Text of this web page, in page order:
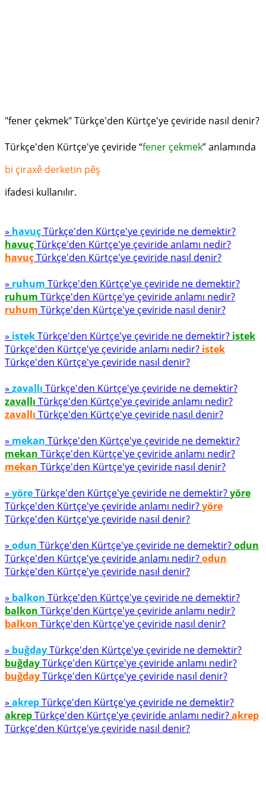
"fener çekmek" Türkçe'den Kürtçe'ye çeviride nasıl denir?
Türkçe'den Kürtçe'ye çeviride “fener çekmek” anlamında
bi çiraxê derketin pêş
ifadesi kullanılır.
» havuçTürkçe'den Kürtçe'ye çeviride ne demektir?
havuçTürkçe'den Kürtçe'ye çeviride anlamı nedir?
havuçTürkçe'den Kürtçe'ye çeviride nasıl denir?
» ruhum Türkçe'den Kürtçe'ye çeviride ne demektir?
ruhum Türkçe'den Kürtçe'ye çeviride anlamı nedir?
ruhum Türkçe'den Kürtçe'ye çeviride nasıl denir?
» istekTürkçe'den Kürtçe'ye çeviride ne demektir? istek
Türkçe'den Kürtçe'ye çeviride anlamı nedir? istek
Türkçe'den Kürtçe'ye çeviride nasıl denir?
» zavallı Türkçe'den Kürtçe'ye çeviride ne demektir?
zavallı Türkçe'den Kürtçe'ye çeviride anlamı nedir?
zavallı Türkçe'den Kürtçe'ye çeviride nasıl denir?
» mekan Türkçe'den Kürtçe'ye çeviride ne demektir?
mekan Türkçe'den Kürtçe'ye çeviride anlamı nedir?
mekan Türkçe'den Kürtçe'ye çeviride nasıl denir?
» yöreTürkçe'den Kürtçe'ye çeviride ne demektir?yöre
Türkçe'den Kürtçe'ye çeviride anlamı nedir?yöre
Türkçe'den Kürtçe'ye çeviride nasıl denir?
» odun Türkçe'den Kürtçe'ye çeviride ne demektir?odun
Türkçe'den Kürtçe'ye çeviride anlamı nedir?odun
Türkçe'den Kürtçe'ye çeviride nasıl denir?
» balkon Türkçe'den Kürtçe'ye çeviride ne demektir?
balkon Türkçe'den Kürtçe'ye çeviride anlamı nedir?
balkon Türkçe'den Kürtçe'ye çeviride nasıl denir?
» buğdayTürkçe'den Kürtçe'ye çeviride ne demektir?
buğdayTürkçe'den Kürtçe'ye çeviride anlamı nedir?
buğdayTürkçe'den Kürtçe'ye çeviride nasıl denir?
» akrepTürkçe'den Kürtçe'ye çeviride ne demektir?
akrepTürkçe'den Kürtçe'ye çeviride anlamı nedir?akrep
Türkçe'den Kürtçe'ye çeviride nasıl denir?